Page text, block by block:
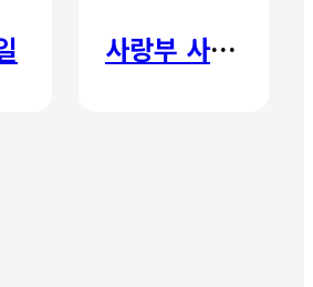
사랑부 사랑주일